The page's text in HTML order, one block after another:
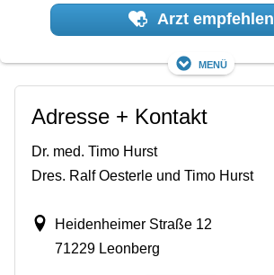
Arzt empfehlen
Menü
Adresse + Kontakt
Dr. med. Timo Hurst
Dres. Ralf Oesterle und Timo Hurst
Heidenheimer Straße 12
71229 Leonberg